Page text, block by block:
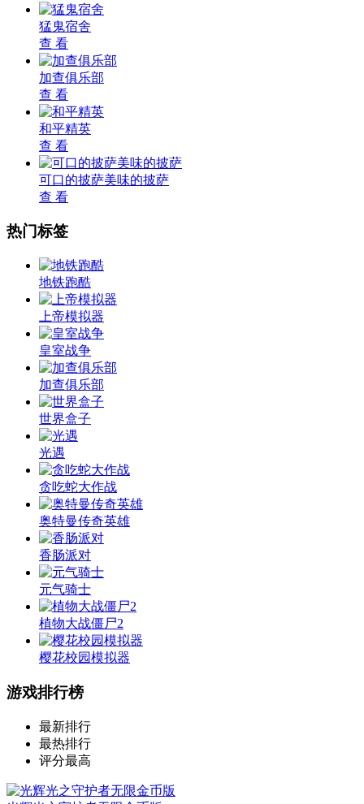
猛鬼宿舍
查 看
加查俱乐部
查 看
和平精英
查 看
可口的披萨美味的披萨
查 看
热门标签
地铁跑酷
上帝模拟器
皇室战争
加查俱乐部
世界盒子
光遇
贪吃蛇大作战
奥特曼传奇英雄
香肠派对
元气骑士
植物大战僵尸2
樱花校园模拟器
游戏排行榜
最新排行
最热排行
评分最高